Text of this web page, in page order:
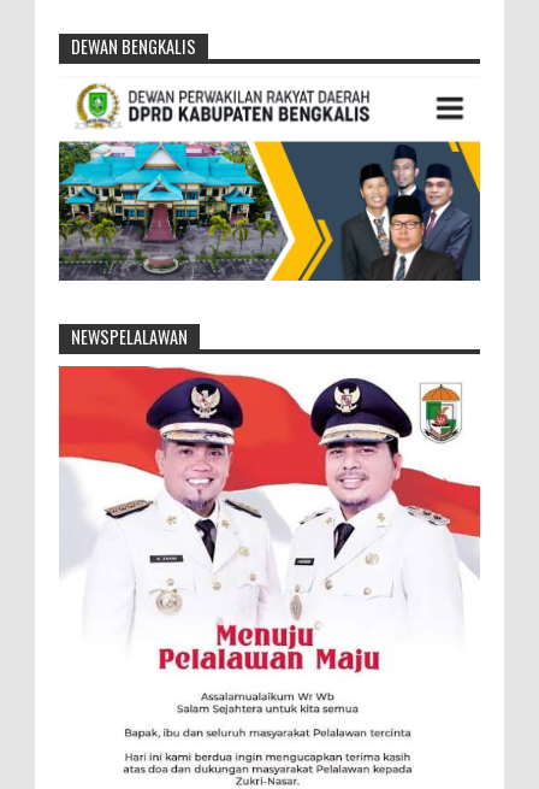
DEWAN BENGKALIS
NEWSPELALAWAN